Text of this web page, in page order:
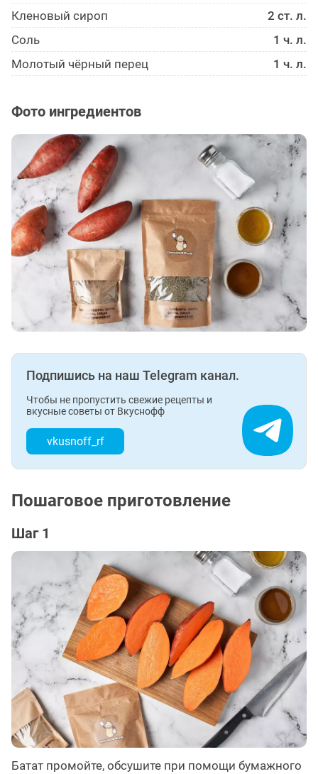
Кленовый сироп
2 ст. л.
Соль
1 ч. л.
Молотый чёрный перец
1 ч. л.
Фото ингредиентов
Подпишись на наш Telegram канал.
Чтобы не пропустить свежие рецепты и
вкусные советы от Вкуснофф
vkusnoff_rf
Пошаговое приготовление
Шаг 1
Батат промойте, обсушите при помощи бумажного